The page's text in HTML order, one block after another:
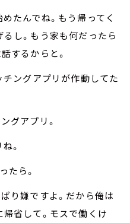
たんでね。もう帰ってく
し。もう家も何だったら
するからと。
チングアプリが作動してた
グアプリ。
。
たら。
り嫌ですよ。だから俺は
省して。モスで働くけ